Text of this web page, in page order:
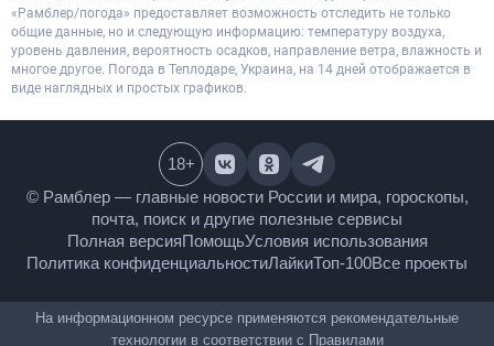
«Рамблер/погода» предоставляет возможность отследить не только
общие данные, но и следующую информацию: температуру воздуха,
уровень давления, вероятность осадков, направление ветра, влажность и
многое другое. Погода в Теплодаре, Украина, на 14 дней отображается в
виде наглядных и простых графиков.
© Рамблер — главные новости России и мира,
гороскопы, почта, поиск и другие полезные сервисы
Полная версияПомощьУсловия использования
Политика конфиденциальностиЛайкиТоп-100
18+
На информационном ресурсе применяются